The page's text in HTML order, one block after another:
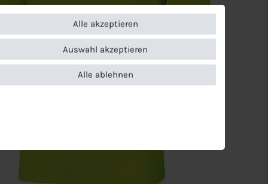
Alle akzeptieren
Alle ablehnen
Auswahl akzeptieren